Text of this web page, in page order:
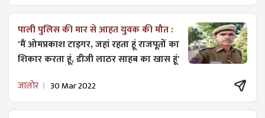
पाली पुलिस की मार से आहत युवक की मौत :
'मैं ओमप्रकाश टाइगर, जहां रहता हूं राजपूतों का
शिकार करता हूं, डीजी लाठर साहब का खास हूं'
जालोर 30 Mar 2022